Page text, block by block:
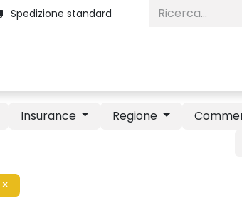
Spedizione standard
Insurance Regione
×